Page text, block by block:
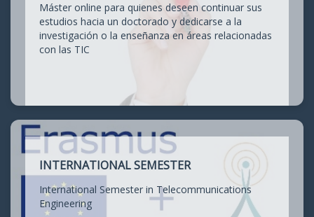
Máster online para quienes deseen continuar sus
estudios hacia un doctorado y dedicarse a la
investigación o la enseñanza en áreas relacionadas
con las TIC
INTERNATIONAL SEMESTER
International Semester in Telecommunications
Engineering